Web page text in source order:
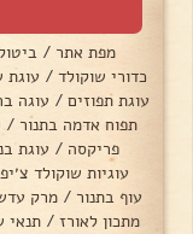
מפת אתר /
כדורי שוקולד / עוגת
עוגת תפוזים / עוגה
תפוח אדמה בתנור /
פריקסה / עוגת
עוגיות שוקולד
עוף בתנור / מרק
מתכון לאורז / תנאי